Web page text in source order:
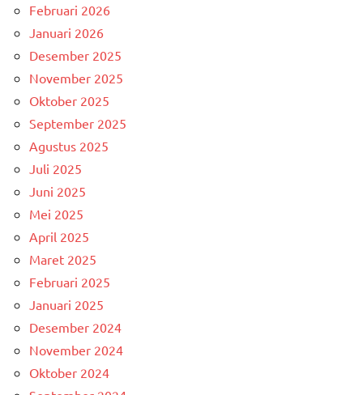
Februari 2026
Januari 2026
Desember 2025
November 2025
Oktober 2025
September 2025
Agustus 2025
Juli 2025
Juni 2025
Mei 2025
April 2025
Maret 2025
Februari 2025
Januari 2025
Desember 2024
November 2024
Oktober 2024